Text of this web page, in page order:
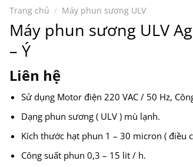
Trang chủ / Máy phun sương ULV
Máy phun sương ULV
– Ý
Liên hệ
Sử dụng Motor điện 220 VAC / 50 Hz,
Dạng phun sương ( ULV ) mù lạnh.
Kích thước hạt phun 1 – 30 micron ( điều
Công suất phun 0,3 – 15 lit / h.